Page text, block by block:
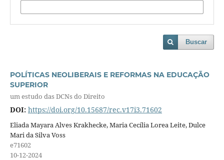
Buscar
POLÍTICAS NEOLIBERAIS E REFORMAS NA EDUCAÇÃO
SUPERIOR
um estudo das DCNs do Direito
DOI: https://doi.org/10.15687/rec.v17i3.71602
Eliada Mayara Alves Krakhecke, Maria Cecília Lorea Leite, Dulce
Mari da Silva Voss
e71602
10-12-2024